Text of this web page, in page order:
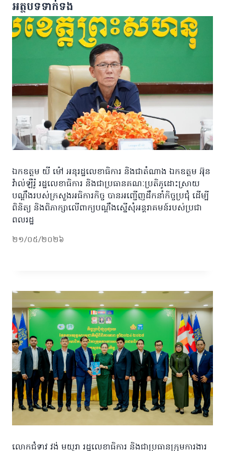
អត្ថបទទាក់ទង
ឯកឧត្តម យី ម៉ៅ អនុរដ្ឋលេខាធិការ និងជាតំណាង ឯកឧត្តម អ៊ុន
វ៉ាល់ឡឺរ៉ូ រដ្ឋលេខាធិការ និងជាប្រធានគណៈប្រតិភូដោះស្រាយ
បណ្តឹងរបស់ក្រសួងអធិការកិច្ច បានអញ្ជើញដឹកនាំកិច្ចប្រជុំ ដើម្បី
ពិនិត្យ និងពិភាក្សាលើពាក្យបណ្ដឹងស្នើសុំអន្ដរាគមន៍របស់ប្រជា
ពលរដ្ឋ
២១/០៥/២០២៦
លោកជំទាវ វង់ មយូរា រដ្ឋលេខាធិការ និងជាប្រធានក្រុមការងារ